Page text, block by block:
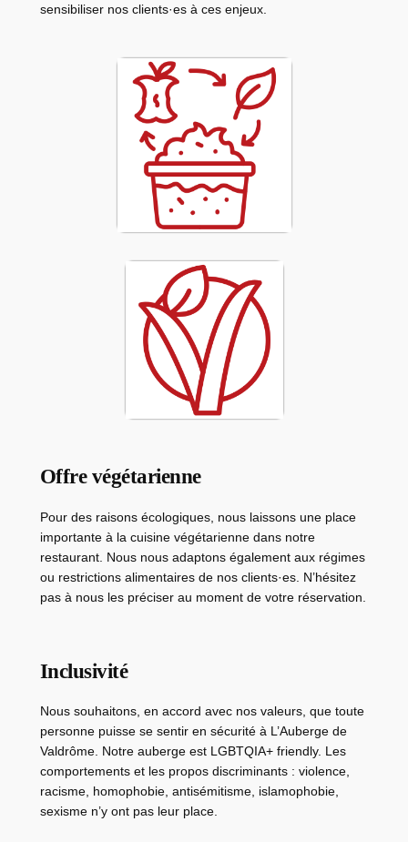
sensibiliser nos clients·es à ces enjeux.
Offre végétarienne
Pour des raisons écologiques, nous laissons une place
importante à la cuisine végétarienne dans notre
restaurant. Nous nous adaptons également aux régimes
ou restrictions alimentaires de nos clients·es. N’hésitez
pas à nous les préciser au moment de votre réservation.
Inclusivité
Nous souhaitons, en accord avec nos valeurs, que toute
personne puisse se sentir en sécurité à L’Auberge de
Valdrôme. Notre auberge est LGBTQIA+ friendly. Les
comportements et les propos discriminants : violence,
racisme, homophobie, antisémitisme, islamophobie,
sexisme n’y ont pas leur place.